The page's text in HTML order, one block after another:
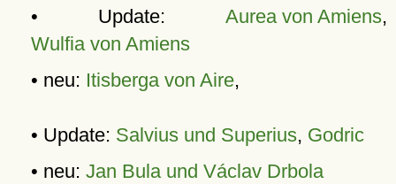
• Update: Aurea von Amiens,
Wulfia von Amiens
• neu: Itisberga von Aire,
• Update: Salvius und Superius, Godric
• neu: Jan Bula und Václav Drbola